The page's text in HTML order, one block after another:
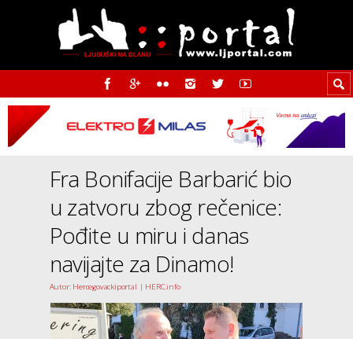
Fra Bonifacije Barbarić bio
u zatvoru zbog rečenice:
Pođite u miru i danas
navijajte za Dinamo!
Autor: Hercegovackiportal | HERC.info